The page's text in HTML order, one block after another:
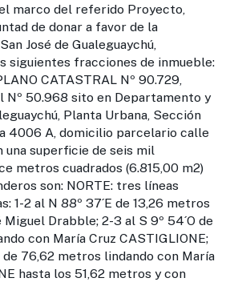
marco del referido Proyecto,
de donar a favor de la
José de Gualeguaychú,
siguientes fracciones de inmueble:
CATASTRAL Nº 90.729,
Nº 50.968 sito en Departamento y
Planta Urbana, Sección
4006 A, domicilio parcelario calle
una superficie de seis mil
metros cuadrados (6.815,00 m2)
son: NORTE: tres líneas
1-2 al N 88º 37´E de 13,26 metros
Miguel Drabble; 2-3 al S 9º 54´O de
con María Cruz CASTIGLIONE;
de 76,62 metros lindando con María
hasta los 51,62 metros y con